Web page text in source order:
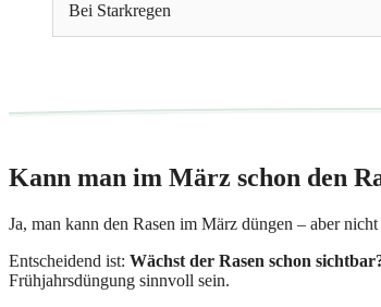
Bei Starkregen
Kann man im März schon den
Ja, man kann den Rasen im März düngen – aber
Entscheidend ist: Wächst der Rasen schon
Frühjahrsdüngung sinnvoll sein.